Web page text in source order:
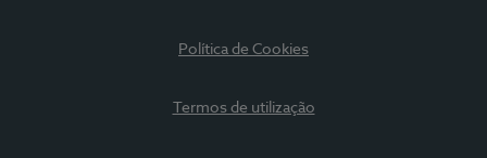
Política de Cookies
Termos de utilização